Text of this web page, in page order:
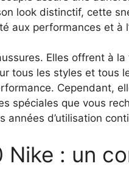
look distinctif, cette
aux performances et à
Elles offrent à
tous les styles et tous
Cependant,
spéciales que vous
d’utilisation
Nike : un